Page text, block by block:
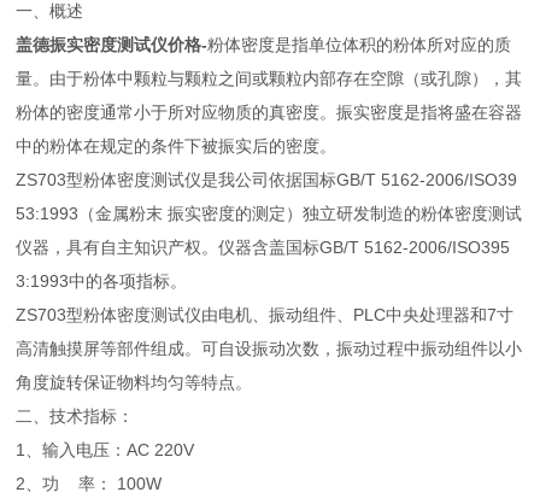
一、概述
盖德振实密度测试仪价格-粉体密度是指单位体积的粉体所对应的质
量。由于粉体中颗粒与颗粒之间或颗粒内部存在空隙（或孔隙），其
粉体的密度通常小于所对应物质的真密度。振实密度是指将盛在容器
中的粉体在规定的条件下被振实后的密度。
ZS703型粉体密度测试仪是我公司依据国标GB/T 5162-2006/ISO39
53:1993（金属粉末 振实密度的测定）独立研发制造的粉体密度测试
仪器，具有自主知识产权。仪器含盖国标GB/T 5162-2006/ISO395
3:1993中的各项指标。
ZS703型粉体密度测试仪由电机、振动组件、PLC中央处理器和7寸
高清触摸屏等部件组成。可自设振动次数，振动过程中振动组件以小
角度旋转保证物料均匀等特点。
二、技术指标：
1、输入电压：AC 220V
2、功 率： 100W